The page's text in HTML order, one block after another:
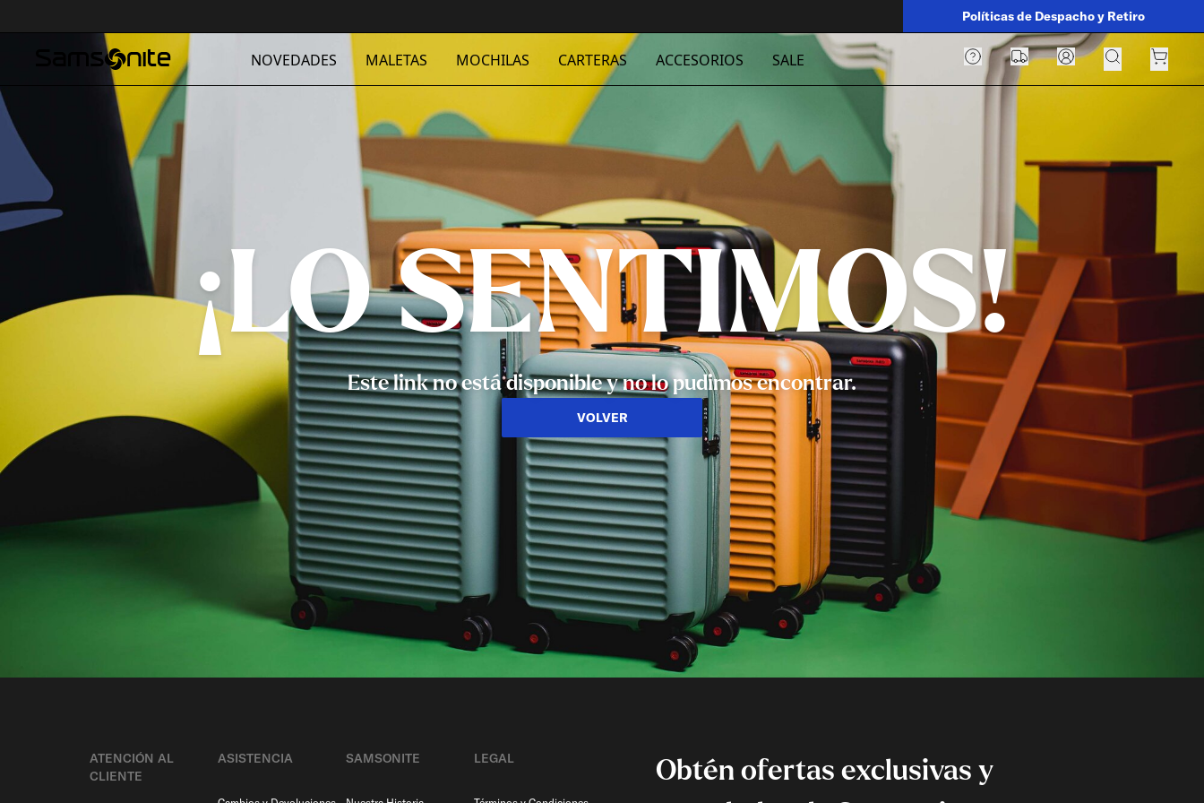
Políticas de Despacho y Retiro
NOVEDADES MALETAS MOCHILAS CARTERAS ACCESORIOS SALE
¡LO SENTIMOS!
Este link no está disponible y no lo pudimos encontrar.
VOLVER
ATENCIÓN AL
CLIENTE
ASISTENCIA SAMSONITE LEGAL
Obtén ofertas exclusivas y